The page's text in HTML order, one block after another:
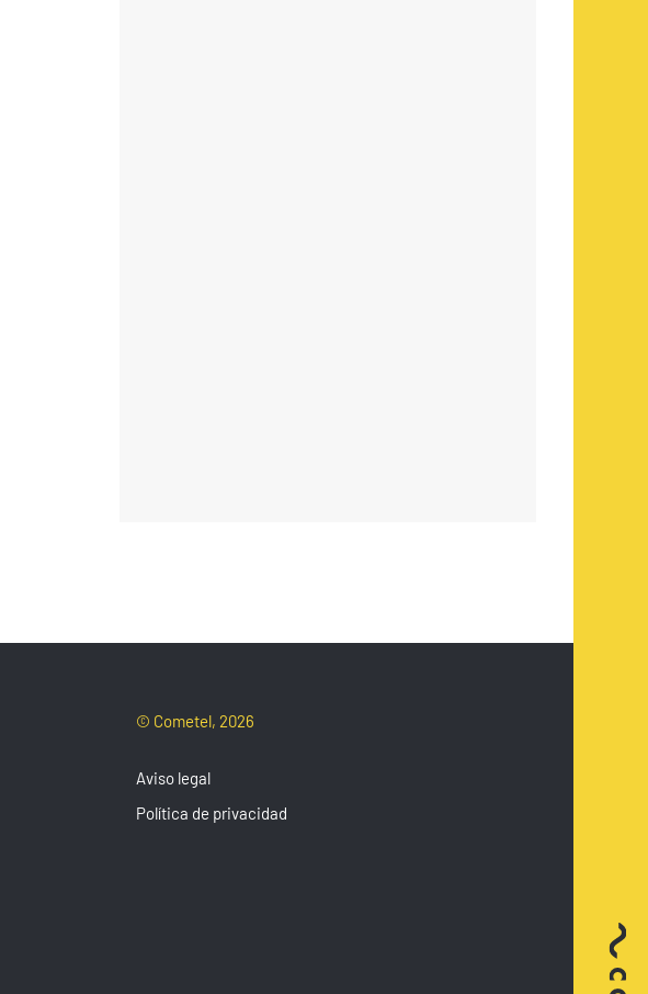
© Cometel, 2026
Aviso legal
Política de privacidad